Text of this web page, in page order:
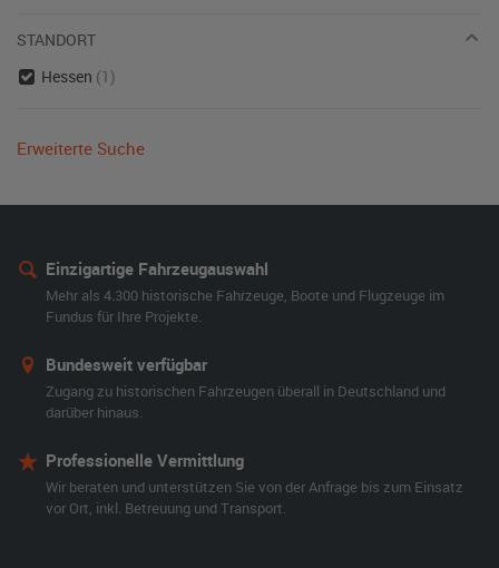
STANDORT
Hessen (1)
Erweiterte Suche
Einzigartige Fahrzeugauswahl
Mehr als 4.300 historische Fahrzeuge, Boote und Flugzeuge im
Fundus für Ihre Projekte.
Bundesweit verfügbar
Zugang zu historischen Fahrzeugen überall in Deutschland und
darüber hinaus.
Professionelle Vermittlung
Wir beraten und unterstützen Sie von der Anfrage bis zum Einsatz
vor Ort, inkl. Betreuung und Transport.